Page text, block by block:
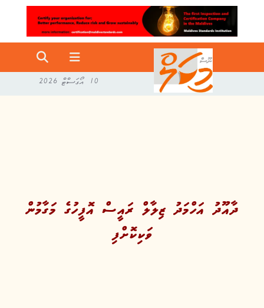
10 އޯގަސްޓް 2026
ދާއޫދު އަހްމަދު ޒިލާލް ރައީސް އޮފީހުގެ މަގާމުން
ވަކިކޮށްފި